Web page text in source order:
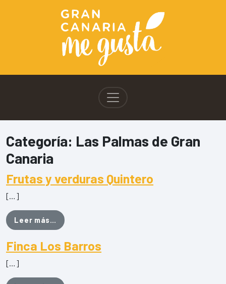
Categoría: Las Palmas de Gran
Canaria
Frutas y verduras Quintero
[…]
Leer más… from Frutas y verduras Quintero
Finca Los Barros
[…]